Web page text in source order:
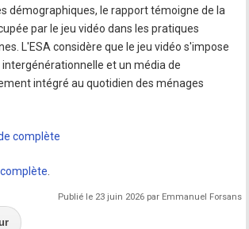
démographiques, le rapport témoigne de la
par le jeu vidéo dans les pratiques
L'ESA considère que le jeu vidéo s'impose
et un média de
intégré au quotidien des ménages
Publié le 23 juin 2026 par Emmanuel Forsans